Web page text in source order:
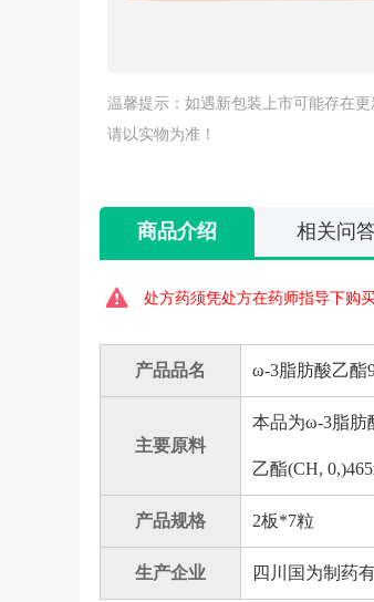
温馨提示：如遇新包装上市可能存在更
请以实物为准！
商品介绍 相关问
处方药须凭处方在药师指导下购
产品品名 ω-3脂肪酸乙酯
主要原料
本品为ω-3脂肪
乙酯(CH,
产品规格 2板*7粒
生产企业 四川国为制药